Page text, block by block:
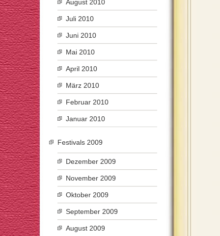
August 2010
Juli 2010
Juni 2010
Mai 2010
April 2010
März 2010
Februar 2010
Januar 2010
Festivals 2009
Dezember 2009
November 2009
Oktober 2009
September 2009
August 2009